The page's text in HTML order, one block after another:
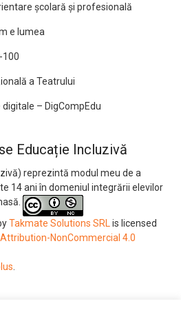
școlară și profesională
e lumea
100
a Teatrului
– DigCompEdu
Educație Incluzivă
reprezintă modul meu de a
14 ani în domeniul integrării elevilor
Takmate Solutions SRL is licensed
NonCommercial 4.0